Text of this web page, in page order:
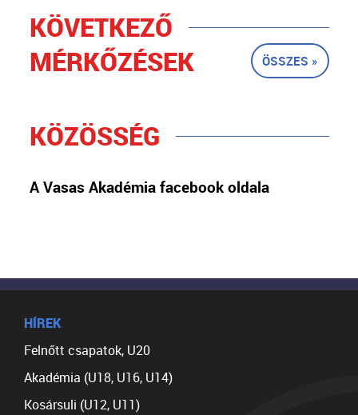
KÖVETKEZŐ
MÉRKŐZÉSEK
ÖSSZES »
KÖZÖSSÉG
A Vasas Akadémia facebook oldala
HÍREK
Felnőtt csapatok, U20
Akadémia (U18, U16, U14)
Kosársuli (U12, U11)